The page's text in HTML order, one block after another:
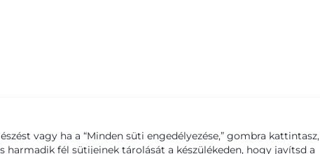
vagy ha a “Minden süti engedélyezése,” gombra kattintasz,
harmadik fél sütijeinek tárolását a készülékeden, hogy javítsd a